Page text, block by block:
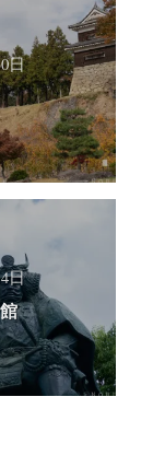
日
日